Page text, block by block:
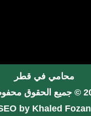
محامي في قطر
by Khaled Fozan